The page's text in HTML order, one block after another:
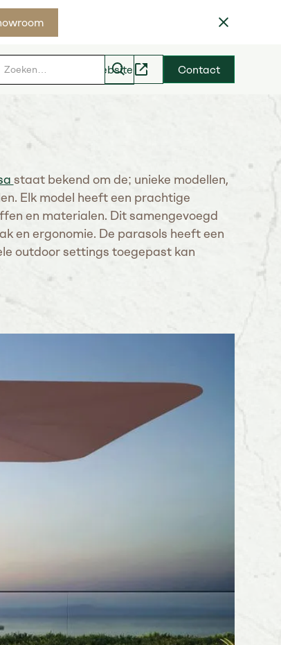
Hoveniers website Contact
staat bekend om de; unieke modellen,
Elk model heeft een prachtige
en materialen. Dit samengevoegd
en ergonomie. De parasols heeft een
outdoor settings toegepast kan